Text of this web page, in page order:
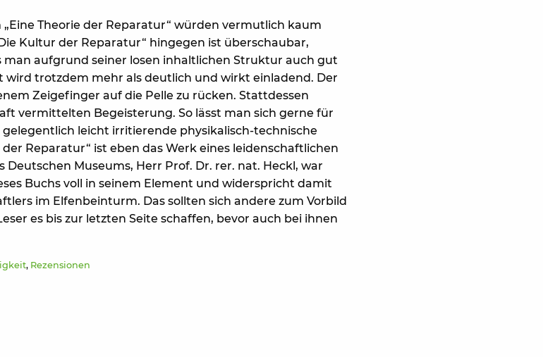
Theorie der Reparatur“ würden vermutlich kaum
Kultur der Reparatur“ hingegen ist überschaubar,
man aufgrund seiner losen inhaltlichen Struktur auch gut
wird trotzdem mehr als deutlich und wirkt einladend. Der
Zeigefinger auf die Pelle zu rücken. Stattdessen
vermittelten Begeisterung. So lässt man sich gerne für
leicht irritierende physikalisch-technische
Reparatur“ ist eben das Werk eines leidenschaftlichen
Deutschen Museums, Herr Prof. Dr. rer. nat. Heckl, war
Buchs voll in seinem Element und widerspricht damit
im Elfenbeinturm. Das sollten sich andere zum Vorbild
es bis zur letzten Seite schaffen, bevor auch bei ihnen
, Rezensionen